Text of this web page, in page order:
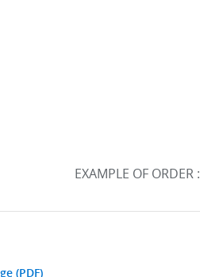
EXAMPLE OF ORDER :
(PDF)